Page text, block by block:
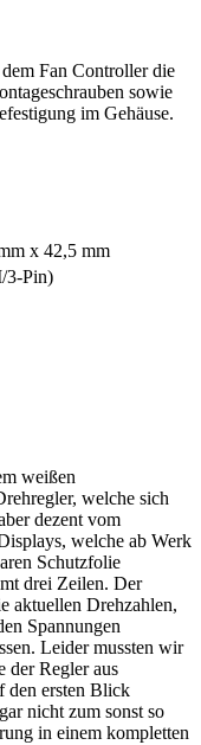
Fan Controller die
sowie
im Gehäuse.
x 42,5 mm
3-Pin)
weißen
welche sich
dezent vom
welche ab Werk
Schutzfolie
drei Zeilen. Der
aktuellen Drehzahlen,
Spannungen
Leider mussten wir
der Regler aus
den ersten Blick
nicht zum sonst so
in einem kompletten